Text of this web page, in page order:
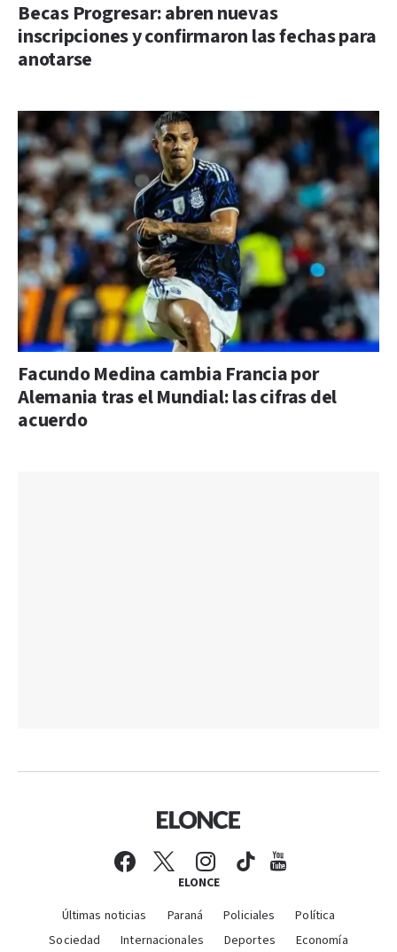
Becas Progresar: abren nuevas
inscripciones y confirmaron las fechas para
anotarse
Facundo Medina cambia Francia por
Alemania tras el Mundial: las cifras del
acuerdo
ELONCE
Últimas noticias Paraná Policiales
Política
Sociedad
Internacionales Deportes Economía